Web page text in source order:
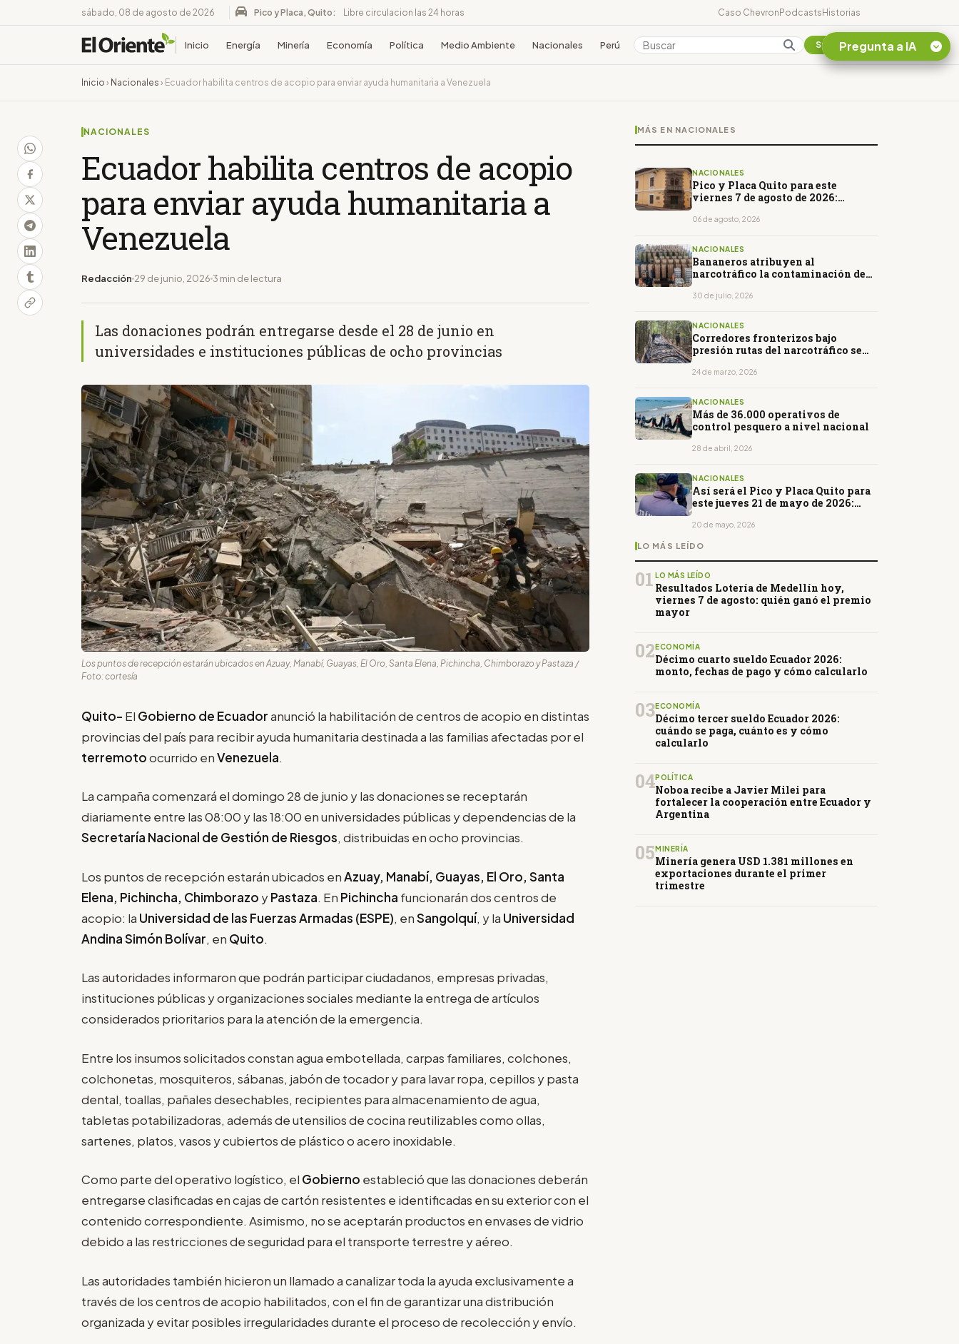
sábado, 08 de agosto de 2026 Pico y Placa, Quito: Libre circulacion las 24 horas Caso ChevronPodcastsHistorias
Inicio Energía Minería Economía Política Medio Ambiente Nacionales Perú Colombia Suscribirse
Inicio › Nacionales › Ecuador habilita centros de acopio para enviar ayuda humanitaria a Venezuela
NACIONALES
Ecuador habilita centros de acopio
para enviar ayuda humanitaria a
Venezuela
Redacción 29 de junio, 2026 3 min de lectura
Las donaciones podrán entregarse desde el 28 de junio en
universidades e instituciones públicas de ocho provincias
Los puntos de recepción estarán ubicados en Azuay, Manabí, Guayas, El Oro, Santa Elena, Pichincha, Chimborazo y Pastaza /
Foto: cortesía
Quito- El Gobierno de Ecuadoranunció la habilitación de centros de acopio en distintas
provincias del país para recibir ayuda humanitaria destinada a las familias afectadas por el
terremotoocurrido enVenezuela.
La campaña comenzará el domingo 28 de junio y las donaciones se receptarán
diariamente entre las 08:00 y las 18:00 en universidades públicas y dependencias de la
Secretaría Nacional de Gestión de Riesgos, distribuidas en ocho provincias.
Los puntos de recepción estarán ubicados enAzuay, Manabí, Guayas, El Oro, Santa
Elena, Pichincha, Chimborazo yPastaza. En Pichincha funcionarán dos centros de
acopio: la Universidad de las Fuerzas Armadas (ESPE), enSangolquí, y la Universidad
Andina Simón Bolívar, en Quito.
Las autoridades informaron que podrán participar ciudadanos, empresas privadas,
instituciones públicas y organizaciones sociales mediante la entrega de artículos
considerados prioritarios para la atención de la emergencia.
Entre los insumos solicitados constan agua embotellada, carpas familiares, colchones,
colchonetas, mosquiteros, sábanas, jabón de tocador y para lavar ropa, cepillos y pasta
dental, toallas, pañales desechables, recipientes para almacenamiento de agua,
tabletas potabilizadoras, además de utensilios de cocina reutilizables como ollas,
sartenes, platos, vasos y cubiertos de plástico o acero inoxidable.
Como parte del operativo logístico, el Gobierno estableció que las donaciones deberán
entregarse clasificadas en cajas de cartón resistentes e identificadas en su exterior con el
contenido correspondiente. Asimismo, no se aceptarán productos en envases de vidrio
debido a las restricciones de seguridad para el transporte terrestre y aéreo.
Las autoridades también hicieron un llamado a canalizar toda la ayuda exclusivamente a
través de los centros de acopio habilitados, con el fin de garantizar una distribución
organizada y evitar posibles irregularidades durante el proceso de recolección y envío.
MÁS EN NACIONALES
NACIONALES
Pico y Placa Quito para este
viernes 7 de agosto de 2026:
06 de agosto, 2026
NACIONALES
Bananeros atribuyen al
narcotráfico la contaminación de
30 de julio, 2026
NACIONALES
Corredores fronterizos bajo
presión rutas del narcotráfico se
24 de marzo, 2026
NACIONALES
Más de 36.000 operativos de
control pesquero a nivel nacional
28 de abril, 2026
NACIONALES
Así será el Pico y Placa Quito para
este jueves 21 de mayo de 2026:
20 de mayo, 2026
LO MÁS LEÍDO
01 LO MÁS LEÍDO
Resultados Lotería de Medellín hoy,
viernes 7 de agosto: quién ganó el premio
mayor
02 ECONOMÍA
Décimo cuarto sueldo Ecuador 2026:
monto, fechas de pago y cómo calcularlo
03ECONOMÍA
Décimo tercer sueldo Ecuador 2026:
cuándo se paga, cuánto es y cómo
calcularlo
04POLÍTICA
Noboa recibe a Javier Milei para
fortalecer la cooperación entre Ecuador y
Argentina
05 MINERÍA
Minería genera USD 1.381 millones en
exportaciones durante el primer
trimestre
Pregunta a IA